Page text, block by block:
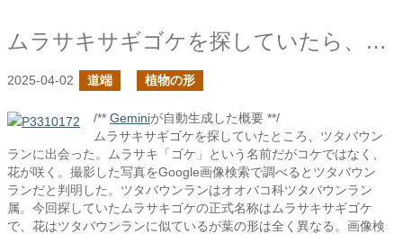
ムラサキサギゴケを探していたら、ツタバウンランらしき草に出会った
2025-04-02 道端 植物の形
/** Geminiが自動生成した概要 **/
ムラサキサギゴケを探していたところ、ツタバウン
ランに出会った。ムラサキ「ゴケ」という名前だがコケではなく、
花が咲く。撮影した写真をGoogle画像検索で調べるとツタバウン
ランだと判明した。ツタバウンランはオオバコ科ツタバウンラン
属。今回探していたムラサキゴケの正式名称はムラサキサギゴケ
で、花はツタバウンランに似ているが葉の形は全く異なる。画像検